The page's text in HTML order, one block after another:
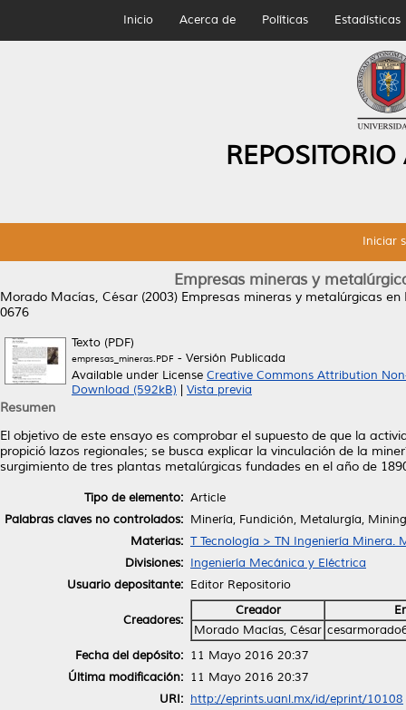
Inicio Acerca de Políticas Estadísticas
Iniciar
Empresas mineras y
Morado Macías, César (2003) Empresas mineras y metalúrgicas
0676
Texto (PDF)
empresas_mineras.PDF - Versión Publicada
Available under License Creative Commons Attribution
Download (592kB)
Vista previa
Resumen
El objetivo de este ensayo es comprobar el supuesto de que la
propició lazos regionales; se busca explicar la vinculación de la
surgimiento de tres plantas metalúrgicas fundades en el año de
Tipo de elemento: Article
Palabras claves no controlados: Minería, Fundición, Metalurgía,
Materias: T Tecnología > TN Ingeniería Minera.
Divisiones: Ingeniería Mecánica y Eléctrica
Usuario depositante: Editor Repositorio
Creadores:
Creador
Morado Macías, César
Fecha del depósito: 11 Mayo 2016 20:37
Última modificación: 11 Mayo 2016 20:37
URI: http://eprints.uanl.mx/id/eprint/10108